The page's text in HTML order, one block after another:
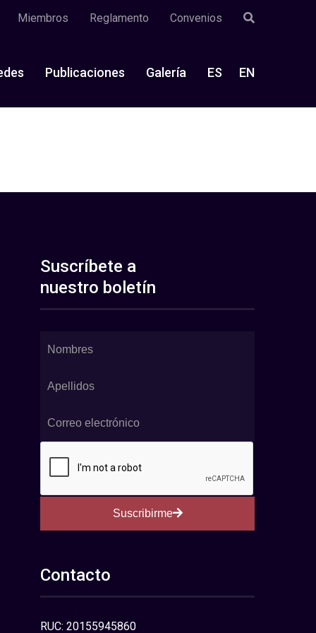
Miembros Reglamento Convenios
Publicaciones Galería ES EN
Suscríbete a
nuestro boletín
Suscribirme
Contacto
RUC: 20155945860